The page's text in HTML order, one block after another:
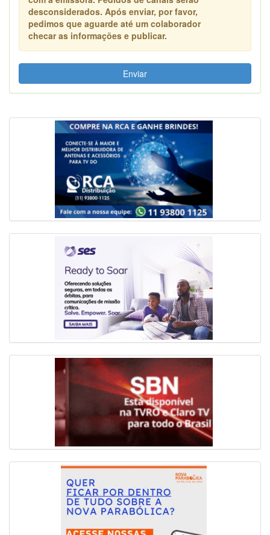
desconsiderados. Após enviar, por favor,
pedimos que aguarde até um colaborador
checar as informações e publicar.
Enviar